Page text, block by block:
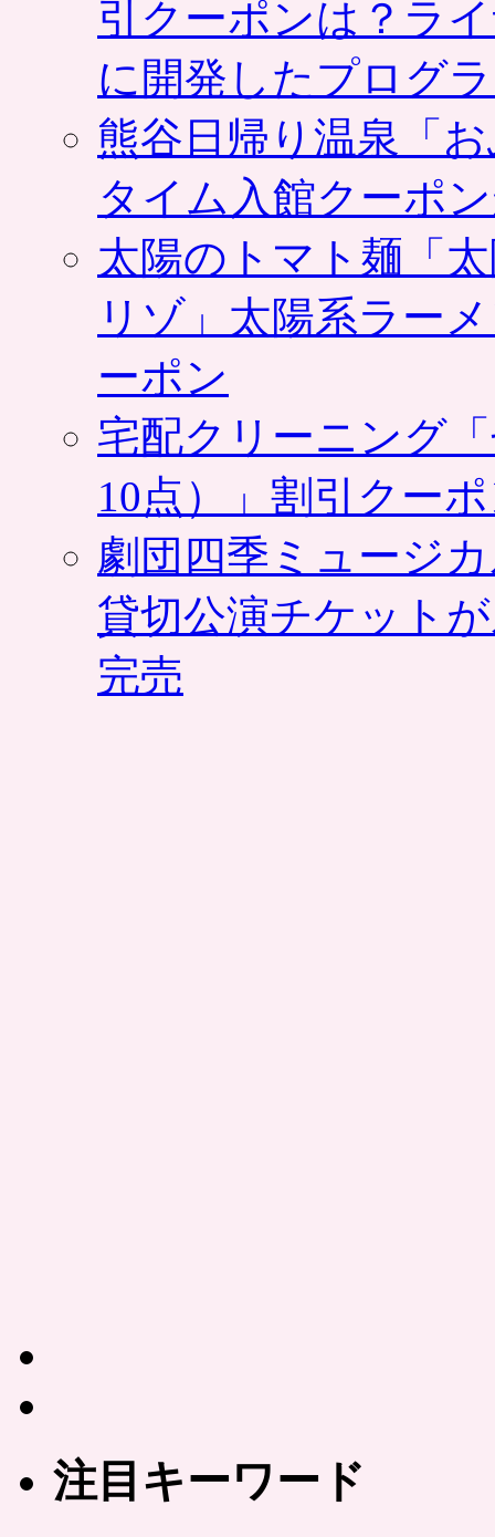
引クーポンは？ラ
に開発したプログ
熊谷日帰り温泉「
タイム入館クーポ
太陽のトマト麺「
リゾ」太陽系ラー
ーポン
宅配クリーニング
10点）」割引クー
劇団四季ミュージ
貸切公演チケット
完売
注目キーワード